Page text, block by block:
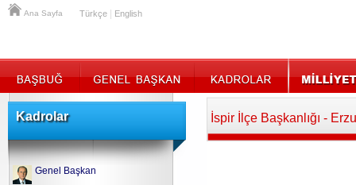
Ana Sayfa Türkçe English
Kadrolar
Genel Başkan
İspir İlçe Başkanlığı -